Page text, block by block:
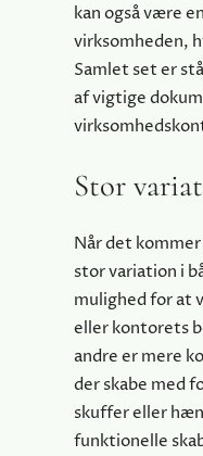
kan også være
virksomheden,
Samlet set er
af vigtige
Stor
Når det
stor variation i
mulighed for at
eller kontorets
andre er mere
der skabe med
skuffer eller
funktionelle